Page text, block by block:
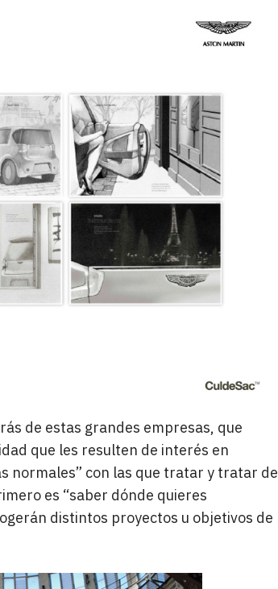
de estas grandes empresas, que
que les resulten de interés en
normales” con las que tratar y tratar de
es “saber dónde quieres
distintos proyectos u objetivos de